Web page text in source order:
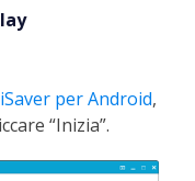
per Android,
“Inizia”.